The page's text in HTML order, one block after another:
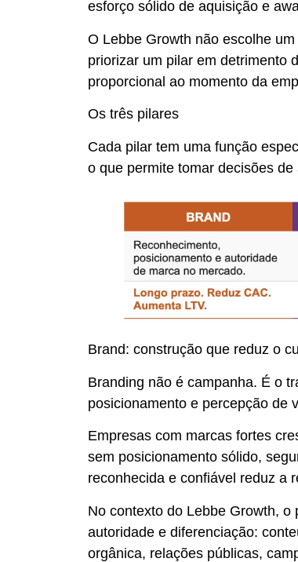
esforço sólido de aquisição e
O Lebbe Growth não escolhe
priorizar um pilar em detrimento
proporcional ao momento da
Os três pilares
Cada pilar tem uma função
o que permite tomar decisões
Brand: construção que reduz o
Branding não é campanha. É o
posicionamento e percepção de
Empresas com marcas fortes
sem posicionamento sólido,
reconhecida e confiável reduz a
No contexto do Lebbe Growth,
autoridade e diferenciação:
orgânica, relações públicas,